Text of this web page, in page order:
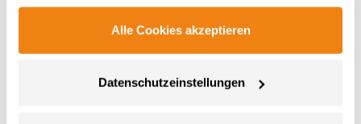
Alle Cookies akzeptieren
Datenschutzeinstellungen